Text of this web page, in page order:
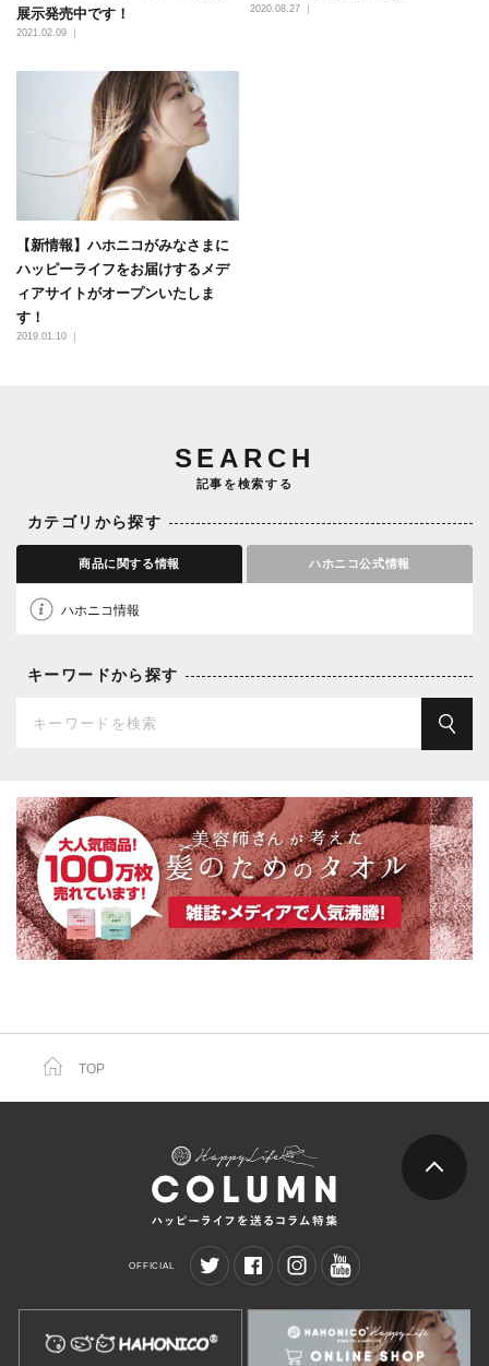
展示発売中です！
2021.02.09 ｜
2020.08.27 ｜
【新情報】ハホニコがみなさまに
ハッピーライフをお届けするメデ
ィアサイトがオープンいたしま
す！
2019.01.10 ｜
SEARCH
記事を検索する
カテゴリから探す
商品に関する情報 ハホニコ公式情報
ハホニコ情報
キーワードから探す
TOP
OFFICIAL